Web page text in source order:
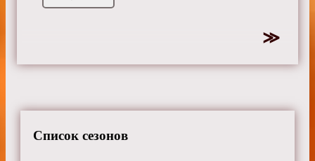
Список сезонов